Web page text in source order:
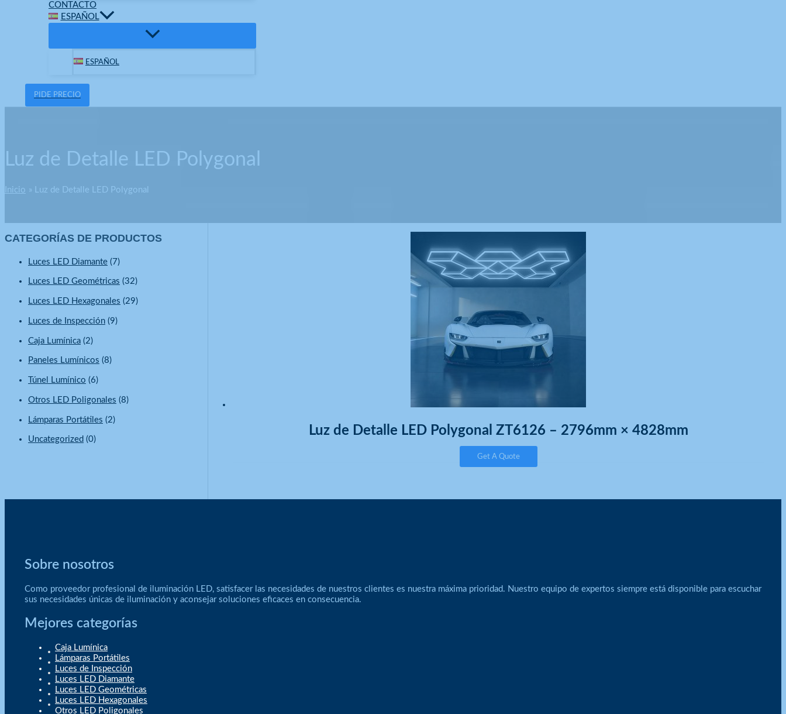
CONTACTO
ESPAÑOL
ESPAÑOL
PIDE PRECIO
Luz de Detalle LED Polygonal
Inicio Luz de Detalle LED Polygonal
CATEGORÍAS DE PRODUCTOS
Luces LED Diamante (7)
Luces LED Geométricas (32)
Luces LED Hexagonales (29)
Luces de Inspección (9)
Caja Lumínica (2)
Paneles Lumínicos (8)
Túnel Lumínico (6)
Otros LED Poligonales (8)
Lámparas Portátiles (2)
Uncategorized (0)
Luz de Detalle LED Polygonal ZT6126 – 2796mm × 4828mm
Get A Quote
Sobre nosotros
Como proveedor profesional de iluminación LED, satisfacer las necesidades de nuestros clientes es nuestra máxima prioridad. Nuestro equipo de expertos siempre está disponible para escuchar
sus necesidades únicas de iluminación y aconsejar soluciones eficaces en consecuencia.
Mejores categorías
Caja Lumínica
Lámparas Portátiles
Luces de Inspección
Luces LED Diamante
Luces LED Geométricas
Luces LED Hexagonales
Otros LED Poligonales